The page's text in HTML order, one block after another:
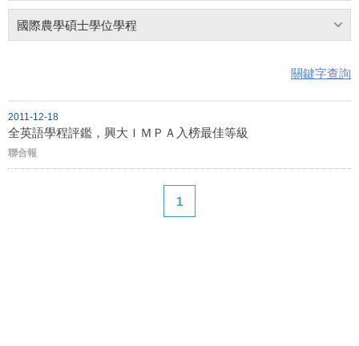
國際農學碩士學位學程
關鍵字查詢
2011-12-18
全英語學程評鑑，興大ＩＭＰＡ入榜最佳等級
聯合報
1